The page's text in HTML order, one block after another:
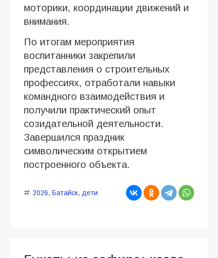
моторики, координации движений и
внимания.
По итогам мероприятия
воспитанники закрепили
представления о строительных
профессиях, отработали навыки
командного взаимодействия и
получили практический опыт
созидательной деятельности.
Завершился праздник
символическим открытием
построенного объекта.
2026, Батайск, дети